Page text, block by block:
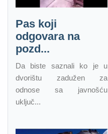
Pas koji
odgovara na
pozd...
Da biste saznali ko je u
dvorištu zadužen za
odnose sa javnošću
uključ...